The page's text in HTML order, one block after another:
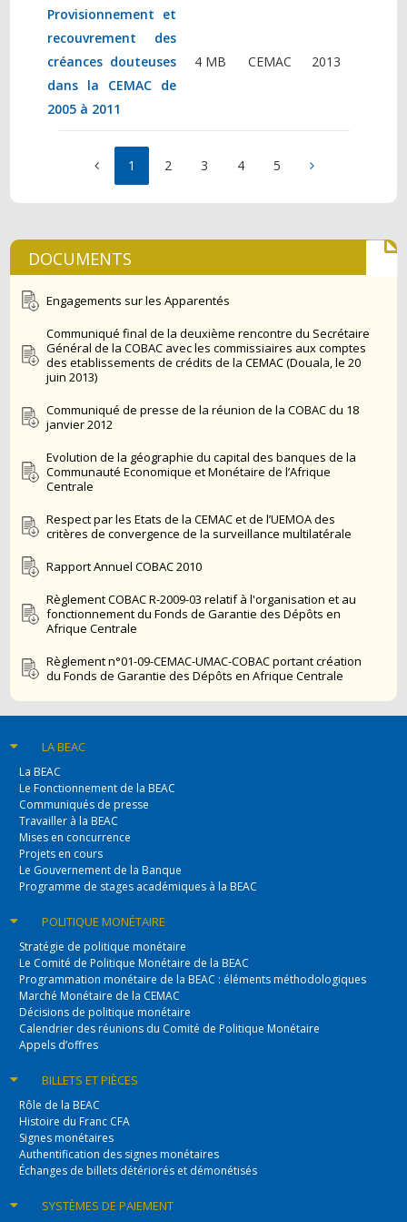
Provisionnement et
recouvrement des
créances douteuses
dans la CEMAC de
2005 à 2011
4 MB CEMAC 2013
1 2 3 4 5
DOCUMENTS
Engagements sur les Apparentés
Communiqué final de la deuxième rencontre du Secrétaire
Général de la COBAC avec les commissiaires aux comptes
des etablissements de crédits de la CEMAC (Douala, le 20
juin 2013)
Communiqué de presse de la réunion de la COBAC du 18
janvier 2012
Evolution de la géographie du capital des banques de la
Communauté Economique et Monétaire de l’Afrique
Centrale
Respect par les Etats de la CEMAC et de l’UEMOA des
critères de convergence de la surveillance multilatérale
Rapport Annuel COBAC 2010
Règlement COBAC R-2009-03 relatif à l'organisation et au
fonctionnement du Fonds de Garantie des Dépôts en
Afrique Centrale
Règlement n°01-09-CEMAC-UMAC-COBAC portant création
du Fonds de Garantie des Dépôts en Afrique Centrale
LA BEAC
La BEAC
Le Fonctionnement de la BEAC
Communiqués de presse
Travailler à la BEAC
Mises en concurrence
Projets en cours
Le Gouvernement de la Banque
Programme de stages académiques à la BEAC
POLITIQUEMONÉTAIRE
Stratégie de politique monétaire
Le Comité de Politique Monétaire de la BEAC
Programmation monétaire de la BEAC : éléments méthodologiques
Marché Monétaire de la CEMAC
Décisions de politique monétaire
Calendrier des réunions du Comité de Politique Monétaire
Appels d’offres
BILLETSET PIÈCES
Rôle de la BEAC
Histoire du Franc CFA
Signes monétaires
Authentification des signes monétaires
Échanges de billets détériorés et démonétisés
SYSTÈMESDE PAIEMENT